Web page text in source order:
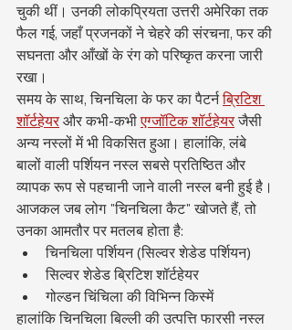
चुकी थीं। उनकी लोकप्रियता उत्तरी अमेरिका तक
फैल गई, जहाँ प्रजनकों ने चेहरे की संरचना, फर की
सघनता और आँखों के रंग को परिष्कृत करना जारी
रखा।
समय के साथ, चिनचिला के फर का पैटर्न ब्रिटिश
शॉर्टहेयर और कभी-कभी एग्जॉटिक शॉर्टहेयर जैसी
अन्य नस्लों में भी विकसित हुआ। हालांकि, लंबे
बालों वाली पर्शियन नस्ल सबसे प्रतिष्ठित और
व्यापक रूप से पहचानी जाने वाली नस्ल बनी हुई है।
आजकल जब लोग "चिनचिला कैट" खोजते हैं, तो
उनका आमतौर पर मतलब होता है:
चिनचिला पर्शियन (सिल्वर शेडेड पर्शियन)
सिल्वर शेडेड ब्रिटिश शॉर्टहेयर
गोल्डन चिंचिला की विभिन्न किस्में
हालांकि चिनचिला बिल्ली की उत्पत्ति फारसी नस्ल